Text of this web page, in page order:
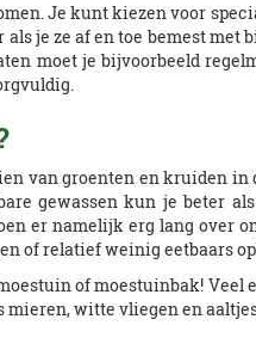
Je kunt kiezen voor
je ze af en toe bemest
moet je bijvoorbeeld
van groenten en kruiden
gewassen kun je beter
er namelijk erg lang
of relatief weinig eetbaars
of moestuinbak!
witte vliegen en